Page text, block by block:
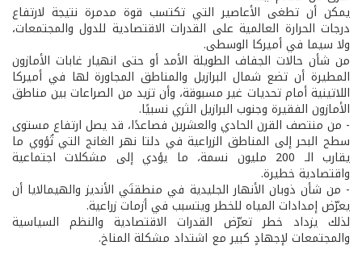
يمكن أن تطغى الأعاصير التي تكتسب قوة مدمرة نتيجة لارتفاع
درجات الحرارة العالمية على القدرات الاقتصادية للدول والمجتمعات،
ولا سيما في أميركا الوسطى.
من شأن حالات الجفاف الطويلة الأمد أو حتى انهيار غابات الأمازون
المطيرة أن تضع شمال البرازيل والمناطق المجاورة لها في أميركا
اللاتينية أمام تحديات غير مسبوقة، وأن تزيد من الصراعات بين مناطق
الأمازون الفقيرة وجنوب البرازيل الثري نسبيًا.
- من منتصف القرن الحادي والعشرين فصاعدًا، قد يصل ارتفاع مستوى
سطح البحر إلى المناطق الزراعية في دلتا نهر الغانج التي تُؤوي ما
يقارب الـ 200 مليون نسمة، ما يؤدي إلى مشكلات اجتماعية
واقتصادية خطيرة.
- من شأن ذوبان الأنهار الجليدية في منطقتَي الأنديز والهيمالايا أن
يعرّض إمدادات المياه للخطر ويتسبب في أزمات زراعية.
لذلك يزداد خطر تعرّض القدرات الاقتصادية والنظم السياسية
والمجتمعات لإجهادٍ كبير مع اشتداد مشكلة المناخ.